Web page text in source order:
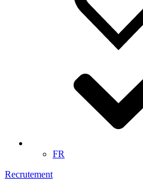
FR
Recrutement